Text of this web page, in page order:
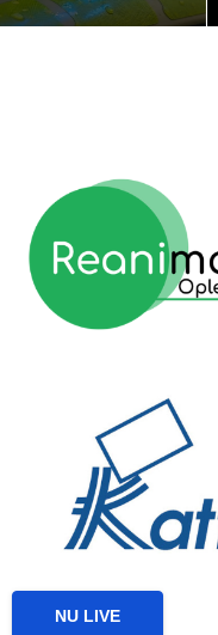
reanimatie ermelo
NU LIVE